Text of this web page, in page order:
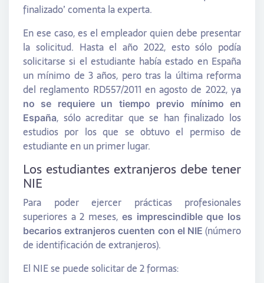
finalizado’ comenta la experta.
En ese caso, es el empleador quien debe presentar
la solicitud. Hasta el año 2022, esto sólo podía
solicitarse si el estudiante había estado en España
un mínimo de 3 años, pero tras la última reforma
del reglamento RD557/2011 en agosto de 2022, ya
no se requiere un tiempo previo mínimo en
España, sólo acreditar que se han finalizado los
estudios por los que se obtuvo el permiso de
estudiante en un primer lugar.
Los estudiantes extranjeros debe tener
NIE
Para poder ejercer prácticas profesionales
superiores a 2 meses, es imprescindible que los
becarios extranjeros cuenten con el NIE (número
de identificación de extranjeros).
El NIE se puede solicitar de 2 formas: